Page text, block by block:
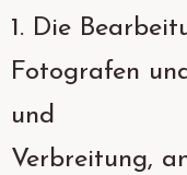
1. Die
Fotografen
und
Verbreitung,